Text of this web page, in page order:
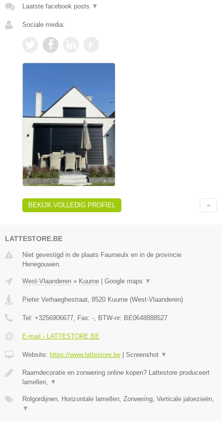
Laatste facebook posts ▼
Sociale media:
BEKIJK VOLLEDIG PROFIEL
LATTESTORE.BE
Niet gevestigd in de plaats Fauroeulx en in de provincie
Henegouwen.
West-Vlaanderen » Kuurne Google maps ▼
Pieter Verhaeghestraat, 8520 Kuurne (West-Vlaanderen)
Tel: +3256906677, Fax: -, BTW-nr: BE0648888527
E-mail › LATTESTORE.BE
Website: https://www.lattestore.be Screenshot ▼
Raamdecoratie en zonwering online kopen? Lattestore produceert
lamellen, ▼
Rolgordijnen, Horizontale lamellen, Zonwering, Verticale jaloezieën,
▼